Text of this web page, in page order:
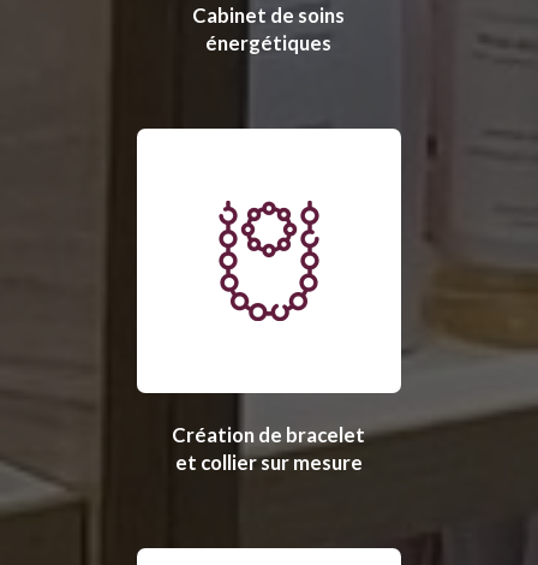
Cabinet de soins
énergétiques
Création de bracelet
et collier sur mesure